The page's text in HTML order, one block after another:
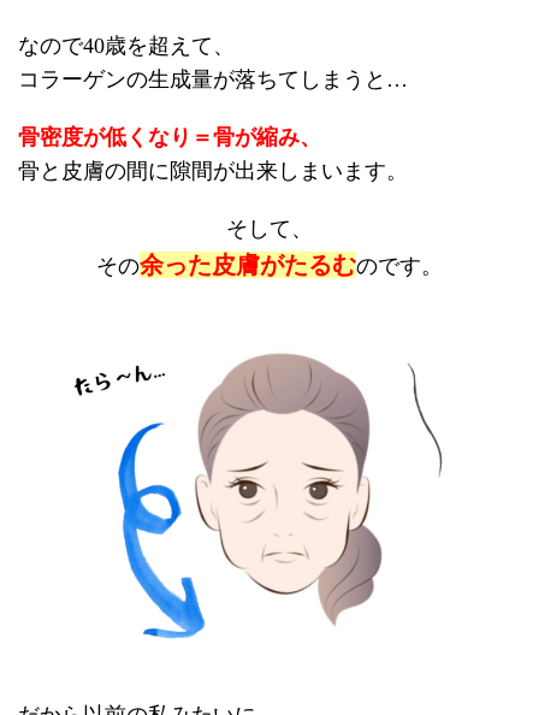
なので40歳を超えて、
コラーゲンの生成量が落ちてしまうと…
骨密度が低くなり ＝骨が縮み、
骨と皮膚の間に隙間が出来しまいます。
そして、
その余った皮膚がたるむのです。